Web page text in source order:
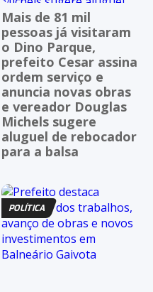
Mais de 81 mil
pessoas já visitaram
o Dino Parque,
prefeito Cesar assina
ordem serviço e
anuncia novas obras
e vereador Douglas
Michels sugere
aluguel de rebocador
para a balsa
POLÍTICA